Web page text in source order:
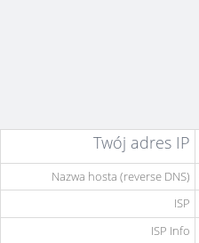
Twój adres IP
Nazwa hosta (reverse DNS)
ISP
ISP Info